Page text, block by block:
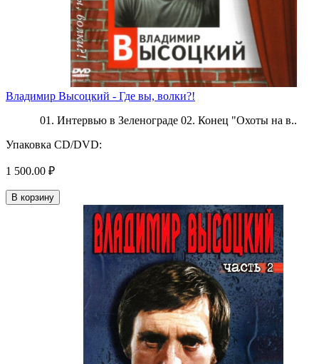
Владимир Высоцкий - Где вы, волки?!
01. Интервью в Зеленограде 02. Конец "Охоты на в..
Упаковка CD/DVD:
1 500.00 ₽
В корзину